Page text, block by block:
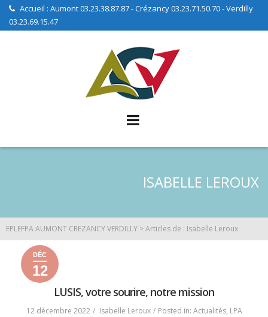
Skip Accueil : Aumont 03.23.38.87.87 - Crézancy 03.23.71.50.70 - Verdilly
03.23.69.15.47
ISABELLE LEROUX
EPLEFPA AUMONT CREZANCY VERDILLY >Articles de : Isabelle Leroux
12
décembre
2022
12
décembre
2022
DÉC
12
2022
LUSIS, votre sourire, notre mission
12 décembre 2022 Isabelle Leroux Posted in: Actualités, LPA